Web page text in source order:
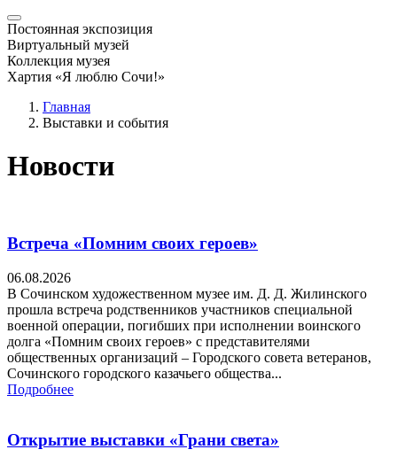
Постоянная экспозиция
Виртуальный музей
Коллекция музея
Хартия «Я люблю Сочи!»
Главная
Выставки и события
Новости
Встреча «Помним своих героев»
06.08.2026
В Сочинском художественном музее им. Д. Д. Жилинского
прошла встреча родственников участников специальной
военной операции, погибших при исполнении воинского
долга «Помним своих героев» с представителями
общественных организаций – Городского совета ветеранов,
Сочинского городского казачьего общества...
Подробнее
Открытие выставки «Грани света»